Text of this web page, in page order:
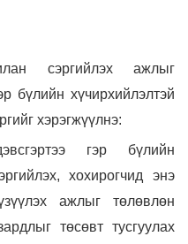
сэргийлэх ажлыг
бүлийн хүчирхийлэлтэй
хэрэгжүүлнэ:
гэр бүлийн
хохирогчид энэ
ажлыг төлөвлөн
төсөвт тусгуулах